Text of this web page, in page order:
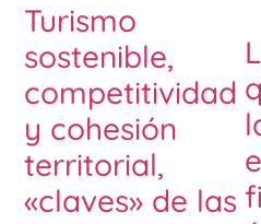
Turismo
sostenible,
competitividad
y cohesión
territorial,
«claves» de las